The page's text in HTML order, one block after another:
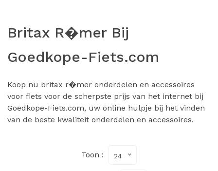
Britax R�mer Bij
Goedkope-Fiets.com
Koop nu britax r�mer onderdelen en accessoires
voor fiets voor de scherpste prijs van het internet bij
Goedkope-Fiets.com, uw online hulpje bij het vinden
van de beste kwaliteit onderdelen en accessoires.
Toon : 24